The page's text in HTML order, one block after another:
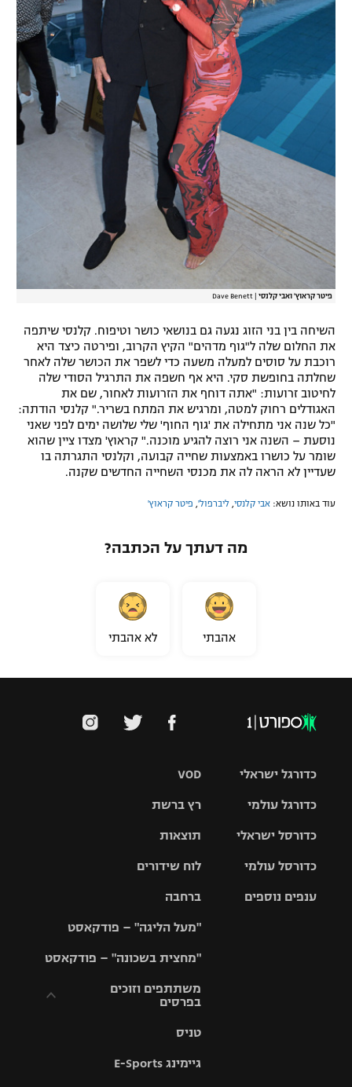
פיטר קראוץ' ואבי קלנסי Dave Benett
השיחה בין בני הזוג נגעה גם בנושאי כושר וטיפוח. קלנסי שיתפה
את החלום שלה ל"גוף מדהים" הקיץ הקרוב, ופירטה כיצד היא
רוכבת על סוסים למעלה משעה כדי לשפר את הכושר שלה לאחר
שחלתה בחופשת סקי. היא אף חשפה את התרגיל הסודי שלה
לחיטוב זרועות: "אתה דוחף את הזרועות לאחור, שם את
האגודלים רחוק למטה, ומרגיש את המתח בשריר." קלנסי הודתה:
"כל שנה אני מתחילה את 'גוף החוף' שלי שלושה ימים לפני שאני
נוסעת – השנה אני רוצה להגיע מוכנה." קראוץ' מצדו ציין שהוא
שומר על כושרו באמצעות שחייה קבועה, וקלנסי התגרתה בו
שעדיין לא הראה לה את מכנסי השחייה החדשים שקנה.
עוד באותו נושא: אבי קלנסי ליברפול' פיטר קראוץ'
מה דעתך על הכתבה?
אהבתי לא אהבתי
VOD
רץ ברשת
תוצאות
לוח שידורים
ברחבה
"מעל הליגה" – פודקאסט
"מחצית בשכונה" – פודקאסט
משתתפים וזוכים
בפרסים
וזוכים בפרסים
טניס
גיימינג E-Sports
כדורגל ישראלי
גביע הטוטו
כדורגל עולמי
האלופות
ליגה
כדורסל ישראלי
סל
כדורסל עולמי
ענפים נוספים